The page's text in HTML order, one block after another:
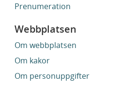
Prenumeration
Webbplatsen
Om webbplatsen
Om kakor
Om personuppgifter